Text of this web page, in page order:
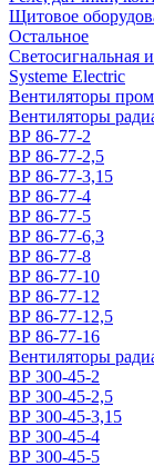
Щитовое
Остальное
Светосигнальная
Systeme Electric
Вентиляторы
Вентиляторы
ВР 86-77-2
ВР 86-77-2,5
ВР 86-77-3,15
ВР 86-77-4
ВР 86-77-5
ВР 86-77-6,3
ВР 86-77-8
ВР 86-77-10
ВР 86-77-12
ВР 86-77-12,5
ВР 86-77-16
Вентиляторы
ВР 300-45-2
ВР 300-45-2,5
ВР 300-45-3,15
ВР 300-45-4
ВР 300-45-5